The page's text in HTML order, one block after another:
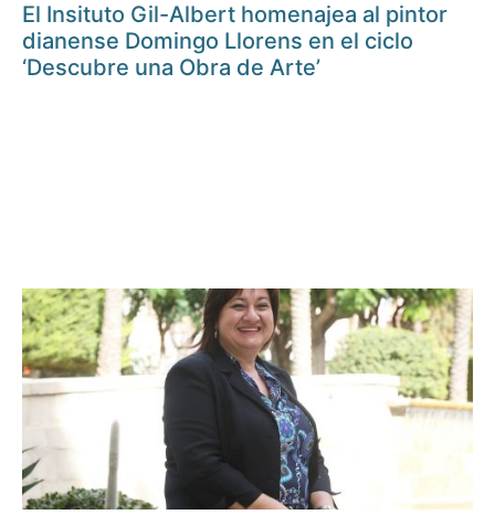
El Insituto Gil-Albert homenajea al pintor
dianense Domingo Llorens en el ciclo
‘Descubre una Obra de Arte’